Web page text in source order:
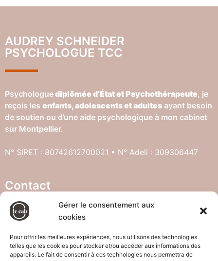
Gérer le consentement aux
cookies
Pour offrir les meilleures expériences, nous utilisons des technologies
telles que les cookies pour stocker et/ou accéder aux informations des
appareils. Le fait de consentir à ces technologies nous permettra de
AUDREY SCHNEIDER
PSYCHOLOGUE TCC
Psychologuediplômée d’État et Psychothérapeute, je
reçois les enfants, adolescents et adultes ayant besoin
de soutien ou d’une aide psychologique à mon cabinet
sur Montpellier.
N° SIRET : 80742612700021 • N° Adeli : 309306447
Contact
121 rue d’athènes, 34000 Montpellier
07.83.35.21.35